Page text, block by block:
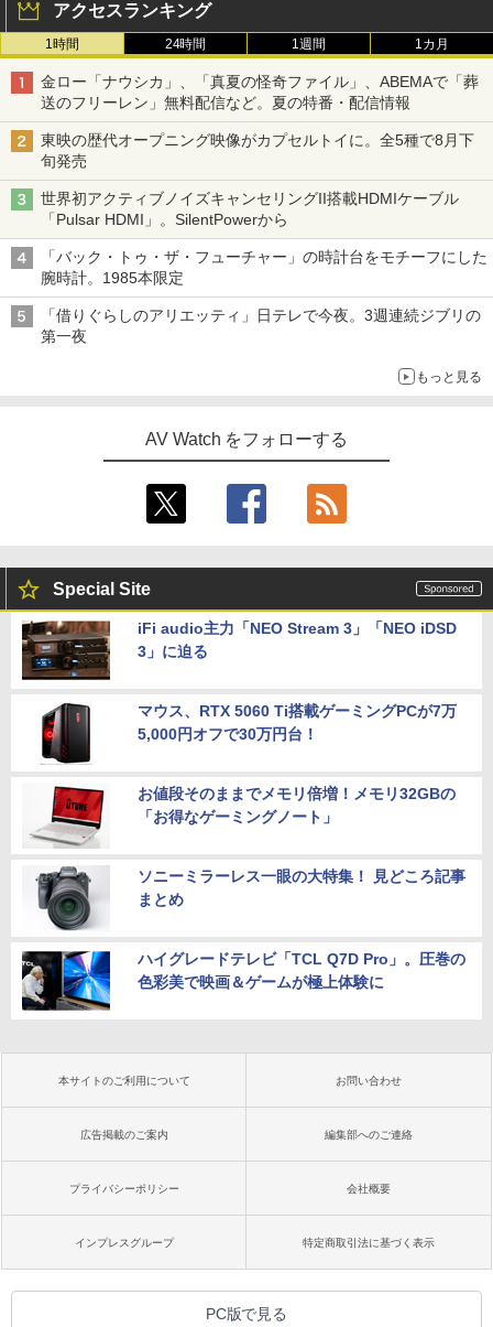
アクセスランキング
1時間 24時間 1週間 1カ月
金ロー「ナウシカ」、「真夏の怪奇ファイル」、ABEMAで「葬
送のフリーレン」無料配信など。夏の特番・配信情報
東映の歴代オープニング映像がカプセルトイに。全5種で8月下
旬発売
世界初アクティブノイズキャンセリングII搭載HDMIケーブル
「Pulsar HDMI」。SilentPowerから
「バック・トゥ・ザ・フューチャー」の時計台をモチーフにした
腕時計。1985本限定
「借りぐらしのアリエッティ」日テレで今夜。3週連続ジブリの
第一夜
もっと見る
AV Watch をフォローする
Special Site
iFi audio主力「NEO Stream 3」「NEO iDSD
3」に迫る
マウス、RTX 5060 Ti搭載ゲーミングPCが7万
5,000円オフで30万円台！
お値段そのままでメモリ倍増！メモリ32GBの
「お得なゲーミングノート」
ソニーミラーレス一眼の大特集！ 見どころ記事
まとめ
ハイグレードテレビ「TCL Q7D Pro」。圧巻の
色彩美で映画＆ゲームが極上体験に
本サイトのご利用について お問い合わせ
広告掲載のご案内 編集部へのご連絡
プライバシーポリシー 会社概要
インプレスグループ 特定商取引法に基づく表示
PC版で見る